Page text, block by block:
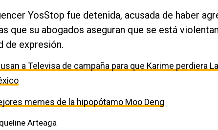
YosStop fue detenida, acusada de haber
que su abogados aseguran que se está
de expresión.
a Televisa de campaña para que Karime perdiera
memes de la hipopótamo Moo Deng
Arteaga